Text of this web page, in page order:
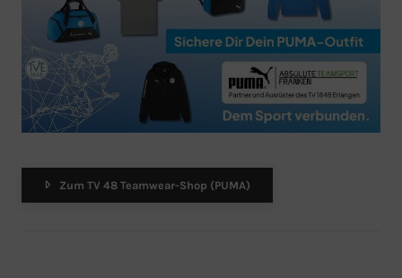
Zum TV 48 Teamwear-Shop (PUMA)